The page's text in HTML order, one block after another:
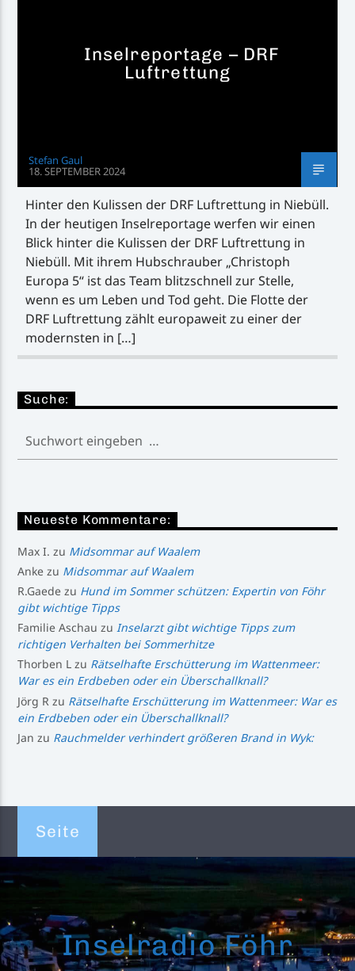
Inselreportage – DRF
Luftrettung
Stefan Gaul
18. SEPTEMBER 2024
Hinter den Kulissen der DRF Luftrettung in Niebüll.
In der heutigen Inselreportage werfen wir einen
Blick hinter die Kulissen der DRF Luftrettung in
Niebüll. Mit ihrem Hubschrauber „Christoph
Europa 5“ ist das Team blitzschnell zur Stelle,
wenn es um Leben und Tod geht. Die Flotte der
DRF Luftrettung zählt europaweit zu einer der
modernsten in […]
Suche:
Neueste Kommentare:
Max I. zu Midsommar auf Waalem
Anke zu Midsommar auf Waalem
R.Gaede zu Hund im Sommer schützen: Expertin von Föhr
gibt wichtige Tipps
Familie Aschau zuInselarzt gibt wichtige Tipps zum
richtigen Verhalten bei Sommerhitze
Thorben L zu Rätselhafte Erschütterung im Wattenmeer:
War es ein Erdbeben oder ein Überschallknall?
Jörg R zu Rätselhafte Erschütterung im Wattenmeer: War es
ein Erdbeben oder ein Überschallknall?
Jan zu Rauchmelder verhindert größeren Brand in Wyk:
Seite
Inselradio Föhr